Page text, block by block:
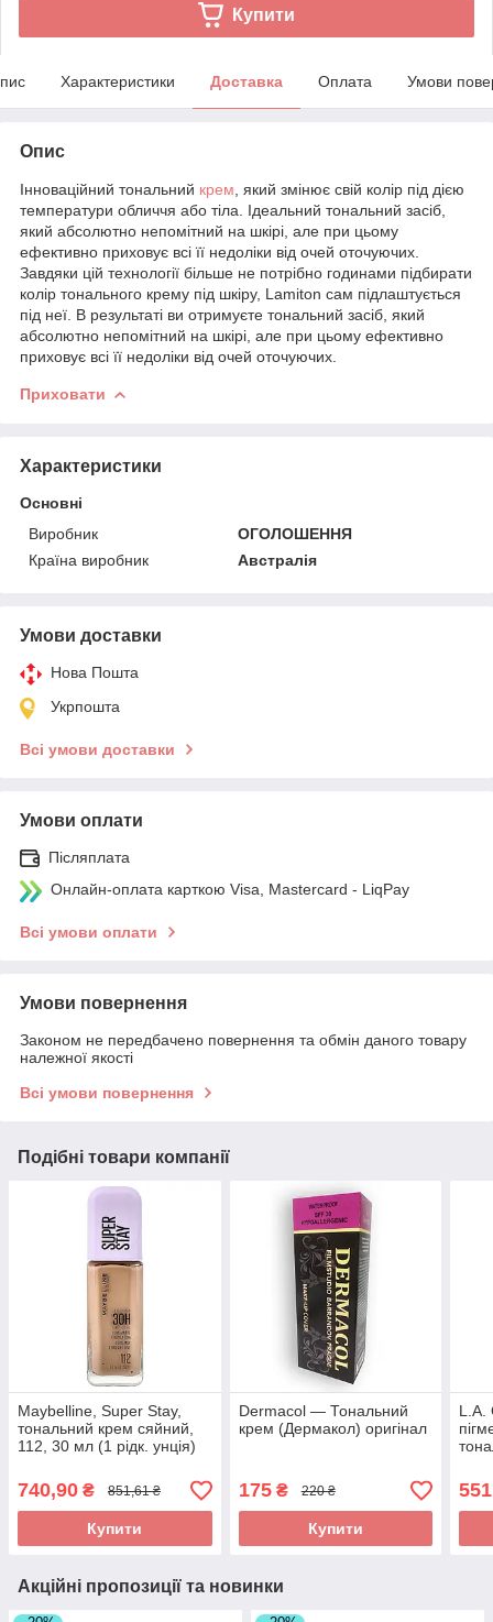
Купити
Характеристики Доставка Оплата Умови
Опис
Інноваційний тональний крем , який змінює свій колір під дією
температури обличчя або тіла. Ідеальний тональний засіб,
який абсолютно непомітний на шкірі, але при цьому
ефективно приховує всі її недоліки від очей оточуючих.
Завдяки цій технології більше не потрібно годинами підбирати
колір тонального крему під шкіру, Lamiton сам підлаштується
під неї. В результаті ви отримуєте тональний засіб, який
абсолютно непомітний на шкірі, але при цьому ефективно
приховує всі її недоліки від очей оточуючих.
Приховати
Характеристики
Основні
Виробник
ОГОЛОШЕННЯ
Країна виробник
Австралія
Умови доставки
Нова Пошта
Укрпошта
Всі умови доставки
Умови оплати
Післяплата
Онлайн-оплата карткою Visa, Mastercard - LiqPay
Всі умови оплати
Умови повернення
Законом не передбачено повернення та обмін даного товару
належної якості
Всі умови повернення
Подібні товари компанії
Maybelline, Super Stay,
тональний крем сяйний,
112, 30 мл (1 рідк. унція)
740,90 ₴ 851,61 ₴
Купити
Dermacol — Тональний
крем (Дермакол) оригінал
175₴ 220 ₴
Купити
L.A.
мл
Акційні пропозиції та новинки